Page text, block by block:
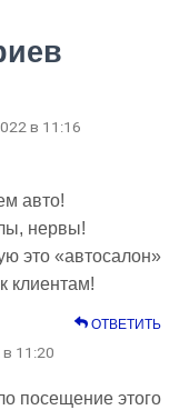
в 11:16
авто!
нервы!
это «автосалон»
клиентам!
ОТВЕТИТЬ
в 11:20
посещение этого